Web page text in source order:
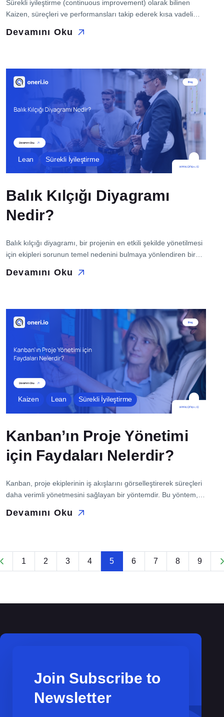
Sürekli iyileştirme (continuous improvement) olarak bilinen
Kaizen, süreçleri ve performansları takip ederek kısa vadeli
sonucu yaratmayı hedefleyen bir uygulamadır. İş ve projelerin
Önemlidir? Değişen dünya, tüketiciden üreticiye, beyaz
yakadan mavi yakaya kadar hayatın ve iş yaşamının içerisinde
Devamını Oku
Lean Sürekli İyileştirme
Balık Kılçığı Diyagramı
Nedir?
Balık kılçığı diyagramı, bir projenin en etkili şekilde yönetilmesi
için ekipleri sorunun temel nedenini bulmaya yönlendiren bir
balık kılçığı diyagramı nasıl uygulanır sorularının yanıtlarını
nedenlerini anlamak ve çözüme kavuşturmak için […]
Devamını Oku
Kaizen Lean Sürekli İyileştirme
Kanban’ın Proje Yönetimi
için Faydaları Nelerdir?
Kanban, proje ekiplerinin iş akışlarını görselleştirerek süreçleri
daha verimli yönetmesini sağlayan bir yöntemdir. Bu yöntem,
gelişmeleri daha kolay anlamaları için şeffaflık sunar. İşletme
Kanban’ın işletmeler için x faydasını ele alacağız. […]
Devamını Oku
1 2 3 4 5 6 7 8 9
Join Subscribe to
Newsletter